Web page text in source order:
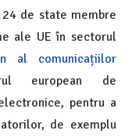
de state membre
ale UE în sectorul
al comunicațiilor
european de
pentru a
de exemplu